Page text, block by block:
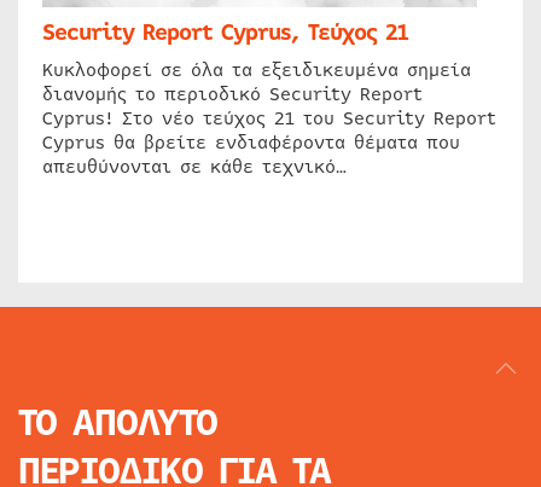
Security Report Cyprus, Τεύχος 21
Κυκλοφορεί σε όλα τα εξειδικευμένα σημεία
διανομής το περιοδικό Security Report
Cyprus! Στο νέο τεύχος 21 του Security Report
Cyprus θα βρείτε ενδιαφέροντα θέματα που
απευθύνονται σε κάθε τεχνικό…
ΤΟ ΑΠΟΛΥΤΟ
ΠΕΡΙΟΔΙΚΟ ΓΙΑ ΤΑ